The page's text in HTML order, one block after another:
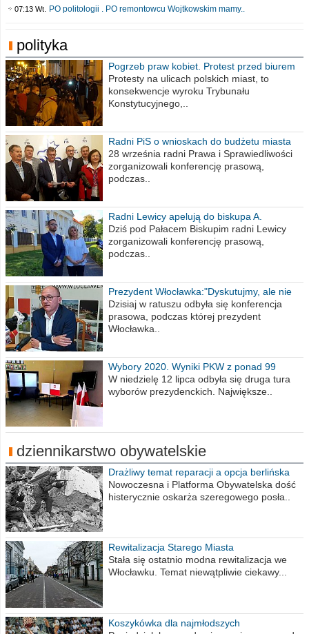
07:13 Wt. PO politologii . PO remontowcu Wojtkowskim mamy..
polityka
Pogrzeb praw kobiet. Protest przed biurem
poselskim PiS
Protesty na ulicach polskich miast, to
konsekwencje wyroku Trybunału
Konstytucyjnego,..
Radni PiS o wnioskach do budżetu miasta
na 2021 rok
28 września radni Prawa i Sprawiedliwości
zorganizowali konferencję prasową,
podczas..
Radni Lewicy apelują do biskupa A.
Wiesława Meringa
Dziś pod Pałacem Biskupim radni Lewicy
zorganizowali konferencję prasową,
podczas..
Prezydent Włocławka:"Dyskutujmy, ale nie
obrażajmy się”
Dzisiaj w ratuszu odbyła się konferencja
prasowa, podczas której prezydent
Włocławka..
Wybory 2020. Wyniki PKW z ponad 99
procent obwodów
W niedzielę 12 lipca odbyła się druga tura
wyborów prezydenckich. Największe..
dziennikarstwo obywatelskie
Drażliwy temat reparacji a opcja berlińska
Nowoczesna i Platforma Obywatelska dość
histerycznie oskarża szeregowego posła..
Rewitalizacja Starego Miasta
Stała się ostatnio modna rewitalizacja we
Włocławku. Temat niewątpliwie ciekawy...
Koszykówka dla najmłodszych